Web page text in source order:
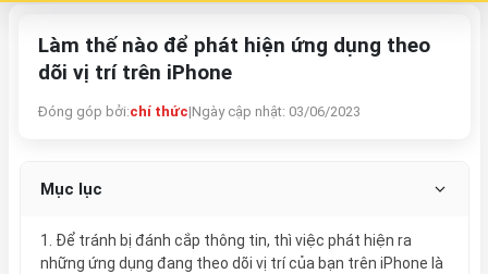
Làm thế nào để phát hiện ứng dụng theo
dõi vị trí trên iPhone
Đóng góp bởi:chí thức|Ngày cập nhật: 03/06/2023
Mục lục
1. Để tránh bị đánh cắp thông tin, thì việc phát hiện ra
những ứng dụng đang theo dõi vị trí của bạn trên iPhone là